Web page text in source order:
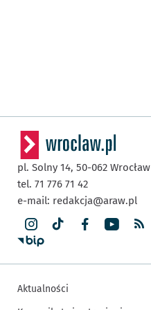
pl. Solny 14, 50-062 Wrocław
tel. 71 776 71 42
e-mail: redakcja@araw.pl
Aktualności